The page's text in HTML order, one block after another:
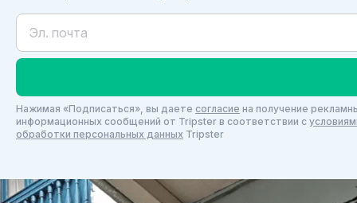
Нажимая «Подписаться», вы даете согласие на получение
информационных сообщений от Tripster в соответствии c
обработки персональных данных Tripster